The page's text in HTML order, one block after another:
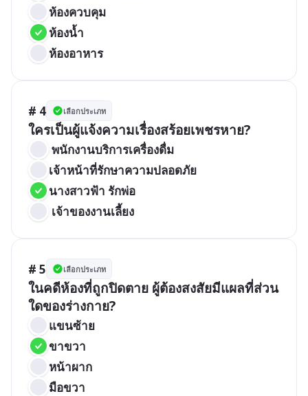
ห้องควบคุม
ห้องน้ำ
ห้องอาหาร
# 4 เลือกประเภท
ใครเป็นผู้แจ้งความเรื่องสร้อยเพชรหาย?
พนักงานบริการเครื่องดื่ม
เจ้าหน้าที่รักษาความปลอดภัย
นางสาวฟ้า รักพ่อ
เจ้าของงานเลี้ยง
# 5 เลือกประเภท
ในคดีห้องที่ถูกปิดตาย ผู้ต้องสงสัยมีแผลที่ส่วน
ใดของร่างกาย?
แขนซ้าย
ขาขวา
หน้าผาก
มือขวา